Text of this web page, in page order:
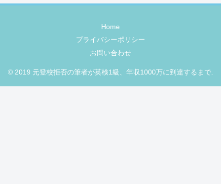
Home
プライバシーポリシー
お問い合わせ
© 2019 元登校拒否の筆者が英検1級、年収1000万に到達するまで.